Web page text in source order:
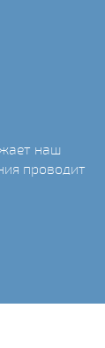
наш
проводит